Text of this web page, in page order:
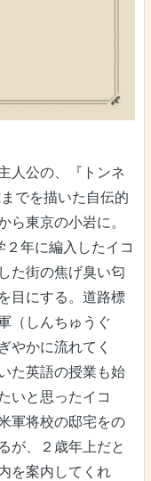
人公の、『トンネ
でを描いた自伝的
東京の小岩に。
年に編入したイコ
た街の焦げ臭い匂
目にする。道路標
（しんちゅうぐ
やかに流れてく
た英語の授業も始
いと思ったイコ
軍将校の邸宅をの
が、２歳年上だと
を案内してくれ